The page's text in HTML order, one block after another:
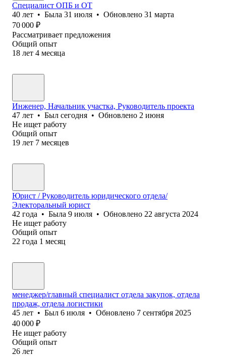
Специалист ОПБ и ОТ
40 лет • Была 31 июля • Обновлено 31 марта
70 000 ₽
Рассматривает предложения
Общий опыт
18 лет 4 месяца
Инженер, Начальник участка, Руководитель проекта
47 лет • Был сегодня • Обновлено 2 июня
Не ищет работу
Общий опыт
19 лет 7 месяцев
Юрист / Руководитель юридического отдела/
Электоральный юрист
42 года • Была 9 июля • Обновлено 22 августа 2024
Не ищет работу
Общий опыт
22 года 1 месяц
менеджер/главный специалист отдела закупок, отдела
продаж, отдела логистики
45 лет • Был 6 июля • Обновлено 7 сентября 2025
40 000 ₽
Не ищет работу
Общий опыт
26 лет